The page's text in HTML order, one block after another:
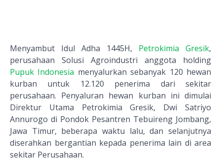
Menyambut Idul Adha 1445H, Petrokimia Gresik,
perusahaan Solusi Agroindustri anggota holding
Pupuk Indonesia menyalurkan sebanyak 120 hewan
kurban untuk 12.120 penerima dari sekitar
perusahaan. Penyaluran hewan kurban ini dimulai
Direktur Utama Petrokimia Gresik, Dwi Satriyo
Annurogo di Pondok Pesantren Tebuireng Jombang,
Jawa Timur, beberapa waktu lalu, dan selanjutnya
diserahkan bergantian kepada penerima lain di area
sekitar Perusahaan.